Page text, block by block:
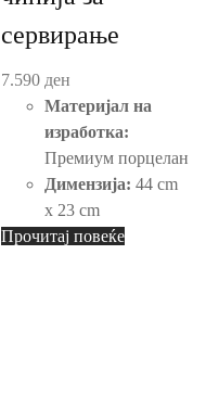
сервирање
7.590 ден
Материјал на
изработка:
Премиум порцелан
Димензија: 44 cm
x 23 cm
Прочитај повеќе